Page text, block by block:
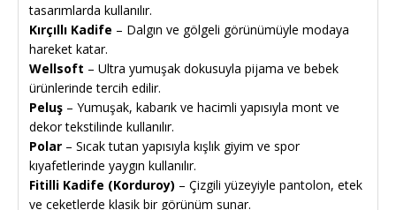
tasarımlarda kullanılır.
Kırçıllı Kadife – Dalgın ve gölgeli görünümüyle modaya
hareket katar.
Wellsoft – Ultra yumuşak dokusuyla pijama ve bebek
ürünlerinde tercih edilir.
Peluş – Yumuşak, kabarık ve hacimli yapısıyla mont ve
dekor tekstilinde kullanılır.
Polar – Sıcak tutan yapısıyla kışlık giyim ve spor
kıyafetlerinde yaygın kullanılır.
Fitilli Kadife (Korduroy) – Çizgili yüzeyiyle pantolon, etek
ve ceketlerde klasik bir görünüm sunar.